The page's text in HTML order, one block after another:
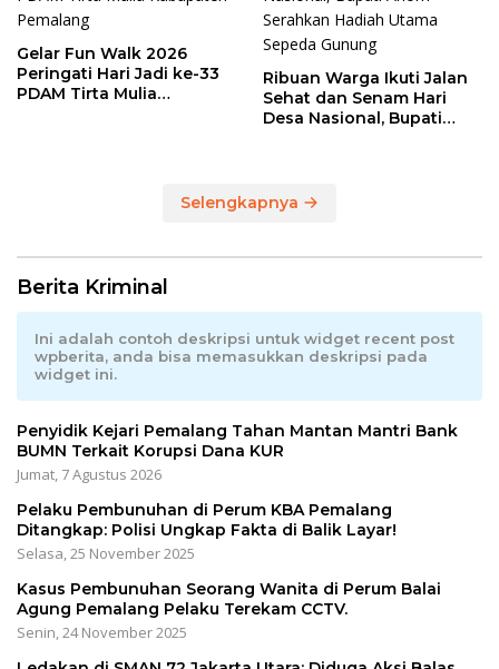
Gelar Fun Walk 2026
Peringati Hari Jadi ke-33
PDAM Tirta Mulia
Ribuan Warga Ikuti Jalan
Sehat dan Senam Hari
Desa Nasional, Bupati
Selengkapnya
Berita Kriminal
Ini adalah contoh deskripsi untuk widget recent post
wpberita, anda bisa memasukkan deskripsi pada
widget ini.
Penyidik Kejari Pemalang Tahan Mantan Mantri Bank
BUMN Terkait Korupsi Dana KUR
Jumat, 7 Agustus 2026
Pelaku Pembunuhan di Perum KBA Pemalang
Ditangkap: Polisi Ungkap Fakta di Balik Layar!
Selasa, 25 November 2025
Kasus Pembunuhan Seorang Wanita di Perum Balai
Agung Pemalang Pelaku Terekam CCTV.
Senin, 24 November 2025